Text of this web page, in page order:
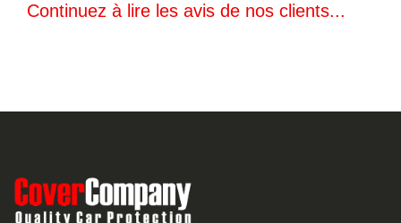
Continuez à lire les avis de nos clients...